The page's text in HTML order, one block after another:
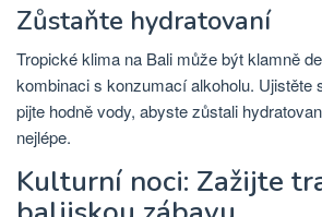
Zůstaňte hydratovaní
Tropické klima na Bali může být klamně
kombinaci s konzumací alkoholu. Ujistěte
pijte hodně vody, abyste zůstali
nejlépe.
Kulturní noci: Zažijte